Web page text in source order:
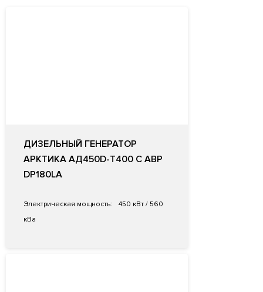
ДИЗЕЛЬНЫЙ ГЕНЕРАТОР
АРКТИКА АД450D-Т400 С АВР
DP180LA
Электрическая мощность:
450 кВт / 560
кВа